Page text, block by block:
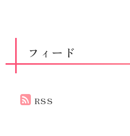
フィード
RSS